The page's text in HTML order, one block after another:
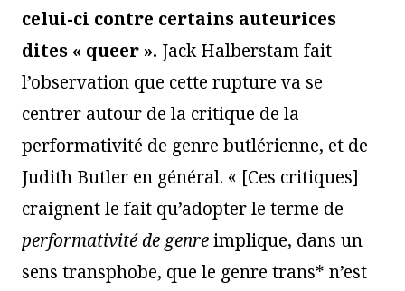
celui-ci contre certains auteurices
dites « queer ». Jack Halberstam fait
l’observation que cette rupture va se
centrer autour de la critique de la
performativité de genre butlérienne, et de
Judith Butler en général. « [Ces critiques]
craignent le fait qu’adopter le terme de
performativité de genreimplique, dans un
sens transphobe, que le genre trans* n’est